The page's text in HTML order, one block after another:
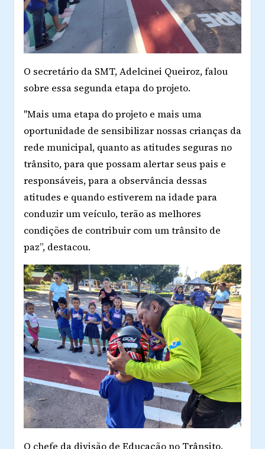
O secretário da SMT, Adelcinei Queiroz, falou
sobre essa segunda etapa do projeto.
"Mais uma etapa do projeto e mais uma
oportunidade de sensibilizar nossas crianças da
rede municipal, quanto as atitudes seguras no
trânsito, para que possam alertar seus pais e
responsáveis, para a observância dessas
atitudes e quando estiverem na idade para
conduzir um veículo, terão as melhores
condições de contribuir com um trânsito de
paz”, destacou.
O chefe da divisão de Educação no Trânsito,